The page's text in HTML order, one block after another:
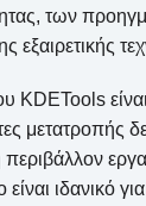
των
εξαιρετικής
KDETools
μετατροπής
ιδανικό